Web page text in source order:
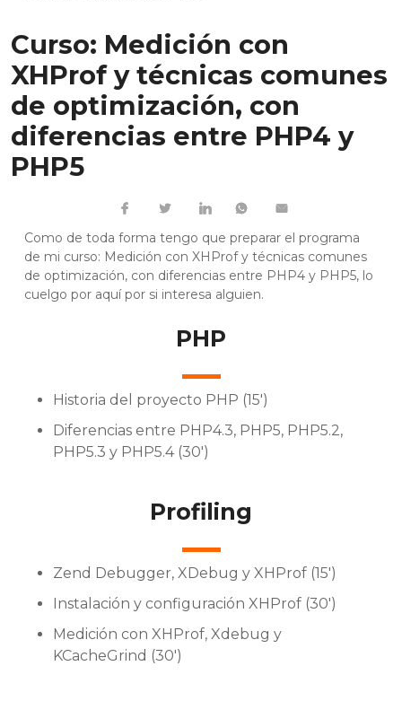
Curso: Medición con
XHProf y técnicas comunes
de optimización, con
diferencias entre PHP4 y
PHP5
Como de toda forma tengo que preparar el programa
de mi curso: Medición con XHProf y técnicas comunes
de optimización, con diferencias entre PHP4 y PHP5, lo
cuelgo por aquí por si interesa alguien.
PHP
Historia del proyecto PHP (15′)
Diferencias entre PHP4.3, PHP5, PHP5.2,
PHP5.3 y PHP5.4 (30′)
Profiling
Zend Debugger, XDebug y XHProf (15′)
Instalación y configuración XHProf (30′)
Medición con XHProf, Xdebug y
KCacheGrind (30′)